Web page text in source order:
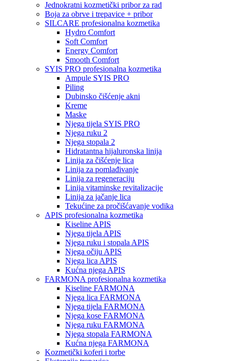
Jednokratni kozmetički pribor za rad
Boja za obrve i trepavice + pribor
SILCARE profesionalna kozmetika
Hydro Comfort
Soft Comfort
Energy Comfort
Smooth Comfort
SYIS PRO profesionalna kozmetika
Ampule SYIS PRO
Piling
Dubinsko čišćenje akni
Kreme
Maske
Njega tijela SYIS PRO
Njega ruku 2
Njega stopala 2
Hidratantna hijaluronska linija
Linija za čišćenje lica
Linija za pomlađivanje
Linija za regeneraciju
Linija vitaminske revitalizacije
Linija za jačanje lica
Tekućine za pročišćavanje vodika
APIS profesionalna kozmetika
Kiseline APIS
Njega tijela APIS
Njega ruku i stopala APIS
Njega očiju APIS
Njega lica APIS
Kućna njega APIS
FARMONA profesionalna kozmetika
Kiseline FARMONA
Njega lica FARMONA
Njega tijela FARMONA
Njega kose FARMONA
Njega ruku FARMONA
Njega stopala FARMONA
Kućna njega FARMONA
Kozmetički koferi i torbe